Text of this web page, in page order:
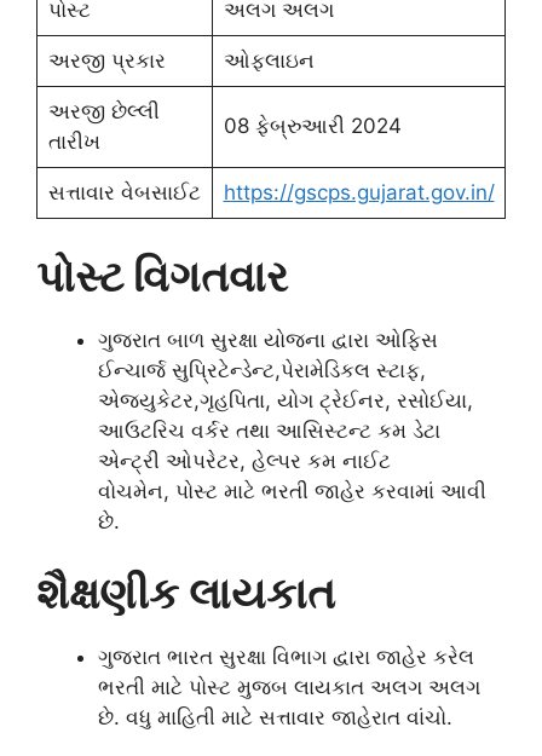
પોસ્ટ અલગ અલગ
અરજી પ્રકાર ઓફલાઇન
અરજી છેલ્લી
તારીખ
08 ફેબ્રુઆરી 2024
સત્તાવાર વેબસાઈટ https://gscps.gujarat.gov.in/
પોસ્ટ વિગતવાર
ગુજરાત બાળ સુરક્ષા યોજના દ્વારા ઓફિસ
ઈન્ચાર્જ સુપ્રિટેન્ડેન્ટ,પેરામેડિકલ સ્ટાફ,
એજ્યુકેટર,ગૃહપિતા, યોગ ટ્રેઈનર, રસોઈયા,
આઉટરિચ વર્કર તથા આસિસ્ટન્ટ કમ ડેટા
એન્ટ્રી ઓપરેટર, હેલ્પર કમ નાઈટ
વોચમેન, પોસ્ટ માટે ભરતી જાહેર કરવામાં આવી
છે.
શૈક્ષણીક લાયકાત
ગુજરાત ભારત સુરક્ષા વિભાગ દ્વારા જાહેર કરેલ
ભરતી માટે પોસ્ટ મુજબ લાયકાત અલગ અલગ
છે. વધુ માહિતી માટે સત્તાવાર જાહેરાત વાંચો.